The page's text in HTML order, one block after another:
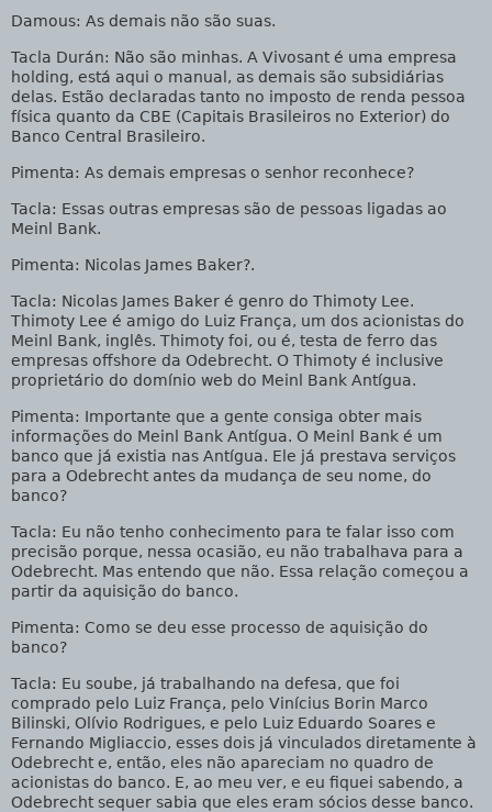
Damous: As demais não são suas.
Tacla Durán: Não são minhas. A Vivosant é uma empresa
holding, está aqui o manual, as demais são subsidiárias
delas. Estão declaradas tanto no imposto de renda pessoa
física quanto da CBE (Capitais Brasileiros no Exterior) do
Banco Central Brasileiro.
Pimenta: As demais empresas o senhor reconhece?
Tacla: Essas outras empresas são de pessoas ligadas ao
Meinl Bank.
Pimenta: Nicolas James Baker?.
Tacla: Nicolas James Baker é genro do Thimoty Lee.
Thimoty Lee é amigo do Luiz França, um dos acionistas do
Meinl Bank, inglês. Thimoty foi, ou é, testa de ferro das
empresas offshore da Odebrecht. O Thimoty é inclusive
proprietário do domínio web do Meinl Bank Antígua.
Pimenta: Importante que a gente consiga obter mais
informações do Meinl Bank Antígua. O Meinl Bank é um
banco que já existia nas Antígua. Ele já prestava serviços
para a Odebrecht antes da mudança de seu nome, do
banco?
Tacla: Eu não tenho conhecimento para te falar isso com
precisão porque, nessa ocasião, eu não trabalhava para a
Odebrecht. Mas entendo que não. Essa relação começou a
partir da aquisição do banco.
Pimenta: Como se deu esse processo de aquisição do
banco?
Tacla: Eu soube, já trabalhando na defesa, que foi
comprado pelo Luiz França, pelo Vinícius Borin Marco
Bilinski, Olívio Rodrigues, e pelo Luiz Eduardo Soares e
Fernando Migliaccio, esses dois já vinculados diretamente à
Odebrecht e, então, eles não apareciam no quadro de
acionistas do banco. E, ao meu ver, e eu fiquei sabendo, a
Odebrecht sequer sabia que eles eram sócios desse banco.